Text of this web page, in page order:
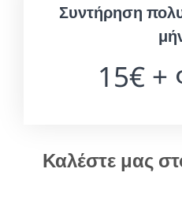
Συντήρηση
15€
Καλέστε μας